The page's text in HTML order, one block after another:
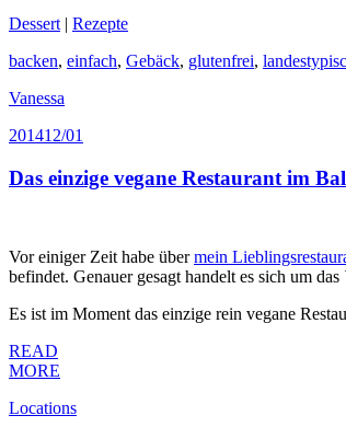
Dessert | Rezepte
backen, einfach, Gebäck, glutenfrei,
Vanessa
201412/01
Das einzige vegane Restaurant im
Vor einiger Zeit habe übermein
befindet. Genauer gesagt handelt es sich um das
Es ist im Moment das einzige rein vegane
READ
MORE
Locations